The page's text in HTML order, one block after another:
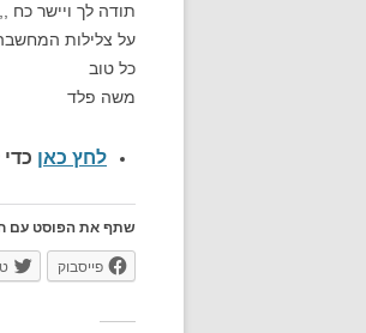
תודה לך ויישר כח ,,,
על צלילות
כל טוב
משה פלד
לחץ כאן
שתף את הפוסט עם
פייסבוק